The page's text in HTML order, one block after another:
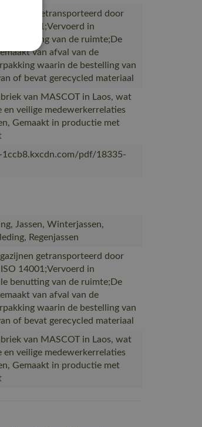
getransporteerd door
14001;Vervoerd in
benutting van de ruimte;De
van afval van de
waarin de bestelling van
of bevat gerecycled materiaal
van MASCOT in Laos, wat
en veilige medewerkerrelaties
Gemaakt in productie met
1ccb8.kxcdn.com/pdf/18335-
Jassen, Winterjassen,
Regenjassen
getransporteerd door
14001;Vervoerd in
benutting van de ruimte;De
van afval van de
waarin de bestelling van
of bevat gerecycled materiaal
van MASCOT in Laos, wat
en veilige medewerkerrelaties
Gemaakt in productie met